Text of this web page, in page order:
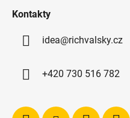
Kontakty
idea@richvalsky.cz
+420 730 516 782